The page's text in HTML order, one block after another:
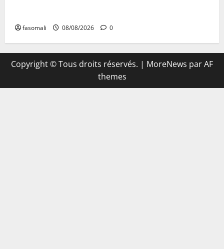
fasomali 08/08/2026 0
Copyright © Tous droits réservés. | MoreNews par AF
themes